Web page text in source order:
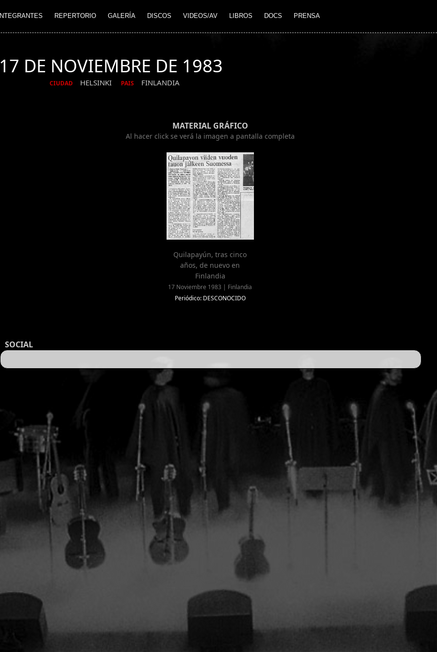
INTEGRANTES REPERTORIO GALERÍA DISCOS VIDEOS/AV LIBROS DOCS PRENSA
17 DE NOVIEMBRE DE 1983
CIUDAD HELSINKI PAIS FINLANDIA
MATERIAL GRÁFICO
Al hacer click se verá la imagen a pantalla completa
Quilapayún, tras cinco
años, de nuevo en
Finlandia
17 Noviembre 1983 | Finlandia
Periódico: DESCONOCIDO
SOCIAL